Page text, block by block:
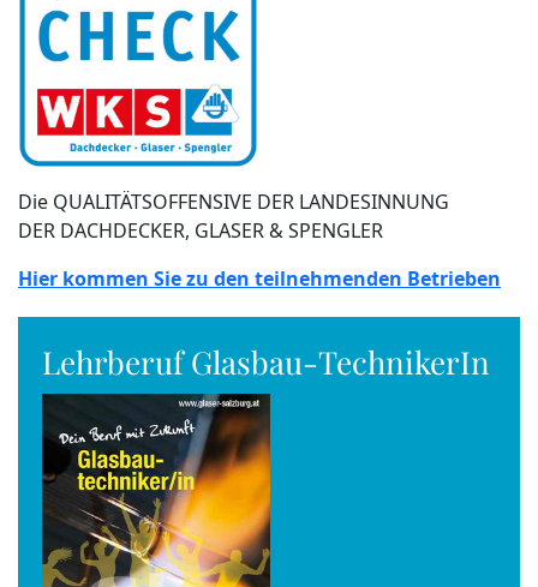
Die QUALITÄTSOFFENSIVE DER LANDESINNUNG
DER DACHDECKER, GLASER & SPENGLER
Hier kommen Sie zu den teilnehmenden Betrieben
Lehrberuf Glasbau-TechnikerIn